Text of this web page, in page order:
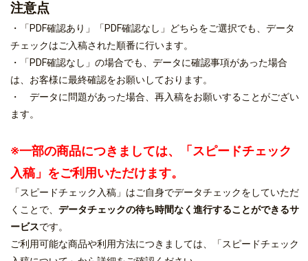
注意点
・「PDF確認あり」「PDF確認なし」どちらをご選択でも、データ
チェックはご入稿された順番に行います。
・「PDF確認なし」の場合でも、データに確認事項があった場合
は、お客様に最終確認をお願いしております。
・ データに問題があった場合、再入稿をお願いすることがござい
ます。
※一部の商品につきましては、「スピードチェック
入稿」をご利用いただけます。
「スピードチェック入稿」はご自身でデータチェックをしていただ
くことで、 データチェックの待ち時間なく進行することができるサ
ービスです。
ご利用可能な商品や利用方法につきましては、「スピードチェック